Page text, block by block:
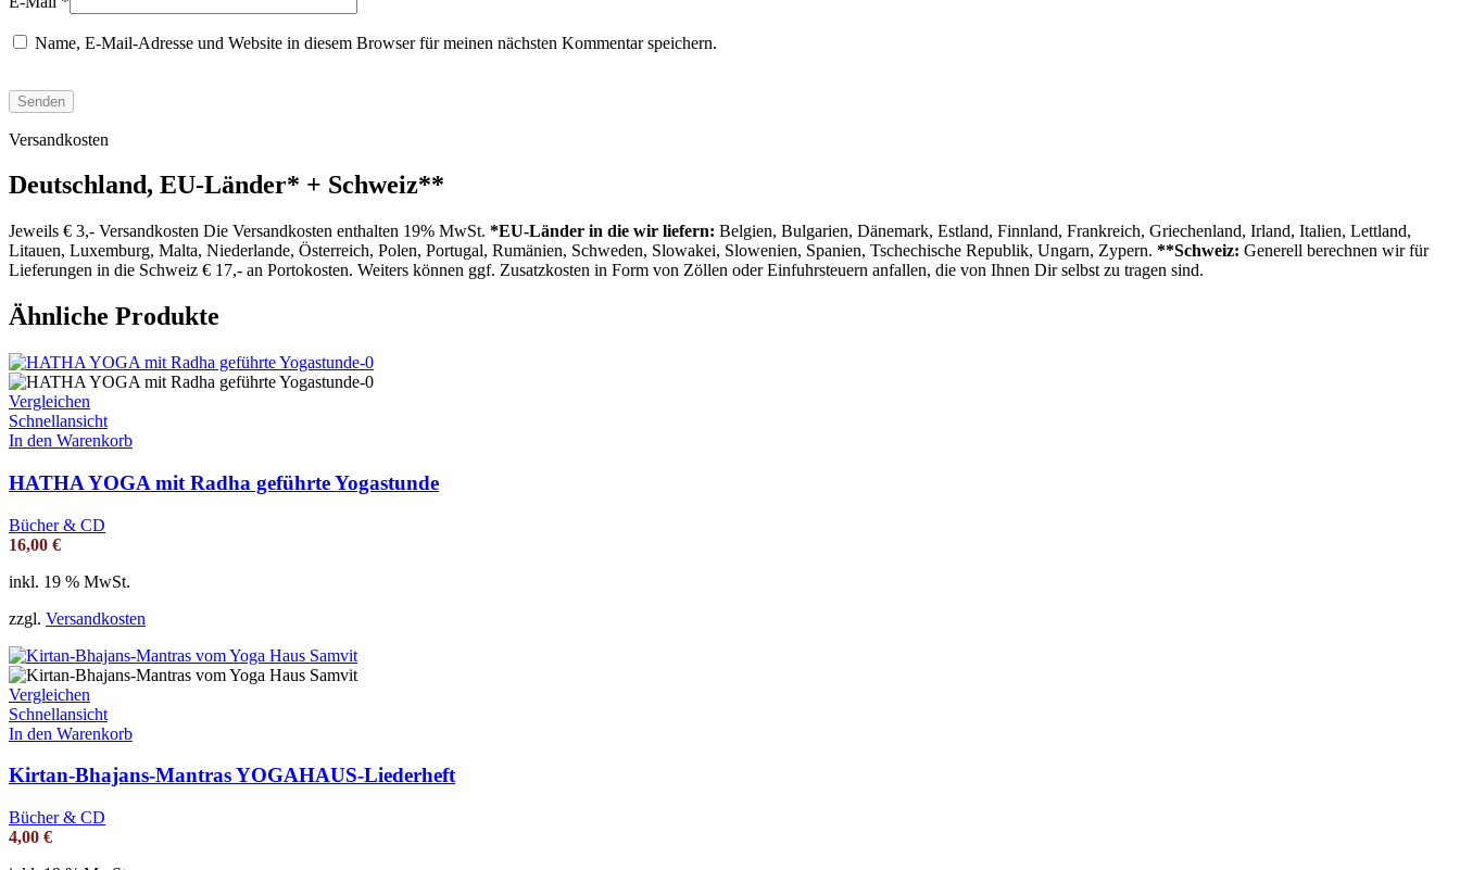
Name, E-Mail-Adresse und Website in diesem Browser für meinen nächsten Kommentar speichern.
Versandkosten
Deutschland, EU-Länder* + Schweiz**
Jeweils € 3,- Versandkosten Die Versandkosten enthalten 19% MwSt. *EU-Länder in die wir liefern: Belgien, Bulgarien, Dänemark, Estland, Finnland, Frankreich, Griechenland, Irland, Italien, Lettland,
Litauen, Luxemburg, Malta, Niederlande, Österreich, Polen, Portugal, Rumänien, Schweden, Slowakei, Slowenien, Spanien, Tschechische Republik, Ungarn, Zypern. **Schweiz: Generell berechnen wir für
Lieferungen in die Schweiz € 17,- an Portokosten. Weiters können ggf. Zusatzkosten in Form von Zöllen oder Einfuhrsteuern anfallen, die von Ihnen Dir selbst zu tragen sind.
Ähnliche Produkte
Vergleichen
Schnellansicht
In den Warenkorb
HATHA YOGA mit Radha geführte Yogastunde
Bücher & CD
16,00 €
inkl. 19 % MwSt.
zzgl. Versandkosten
Vergleichen
Schnellansicht
In den Warenkorb
Kirtan-Bhajans-Mantras YOGAHAUS-Liederheft
Bücher & CD
4,00 €